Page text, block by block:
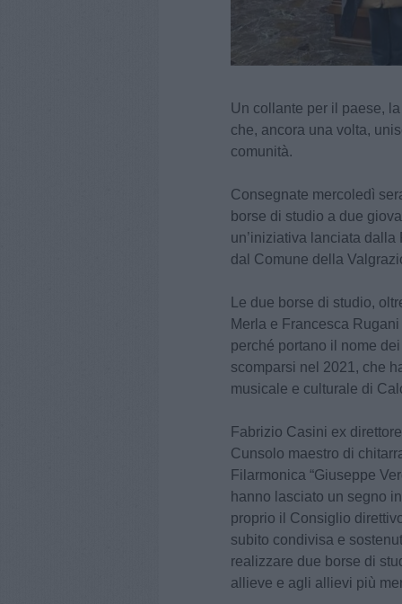
Un collante per il paese,
che, ancora una volta,
comunità.
Consegnate mercoledì
borse di studio a due
un’iniziativa lanciata
dal Comune della
Le due borse di studio,
Merla e Francesca
perché portano il nome
scomparsi nel 2021, che
musicale e culturale di
Fabrizio Casini ex
Cunsolo maestro di
Filarmonica “Giuseppe
hanno lasciato un segno
proprio il Consiglio
subito condivisa e
realizzare due borse di
allieve e agli allievi più